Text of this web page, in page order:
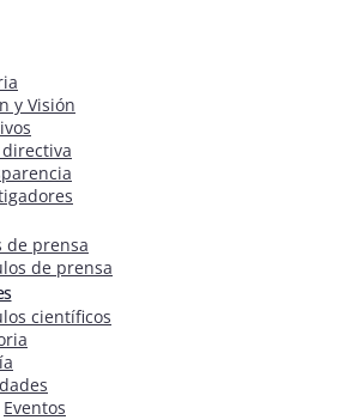
y Visión
directiva
de prensa
de prensa
científicos
Eventos